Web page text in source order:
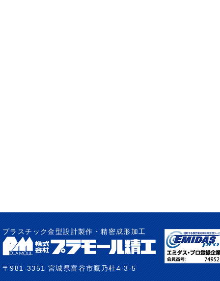
プラスチック金型設計製作・精密成形加工
〒981-3351 宮城県富谷市鷹乃杜4-3-5